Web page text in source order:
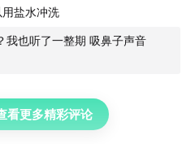
描述为不可能完成的任务。她在
都是徒劳的，没有取得任何成就：
摆州她失去的选票少于2020年拜
不够，而并非徒劳。
盐水冲洗
我也听了一整期 吸鼻子声音
看更多精彩评论